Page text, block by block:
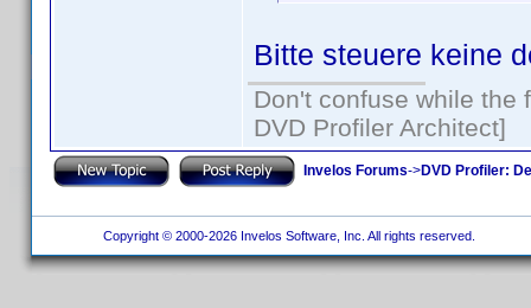
Bitte steuere keine
Don't confuse while the
DVD Profiler Architect]
Invelos Forums->DVD Profiler:
Copyright © 2000-2026 Invelos Software, Inc. All rights reserved.